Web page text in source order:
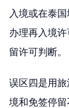
入境或在泰
办理再入境
留许可判断。
误区四是用
境和免签停